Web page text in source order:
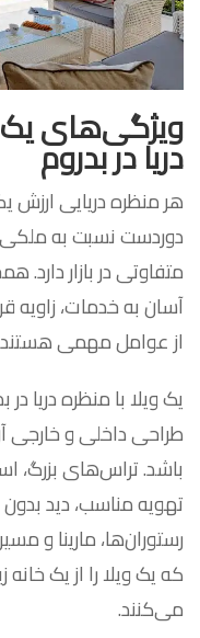
ویژگی‌های یک
دریا در بدروم
هر منظره دریایی ارزش
دوردست نسبت به ملکی
متفاوتی در بازار
آسان به خدمات، زاویه
از عوامل مهمی هستند
یک ویلا با منظره دریا
طراحی داخلی و
باشد. تراس‌های بزرگ،
تهویه مناسب، دید
رستوران‌ها، مارینا و
که یک ویلا را از یک خانه
می‌کنند.